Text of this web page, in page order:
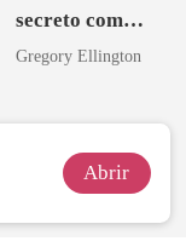
secreto com
meu chefe
Gregory Ellington
Abrir